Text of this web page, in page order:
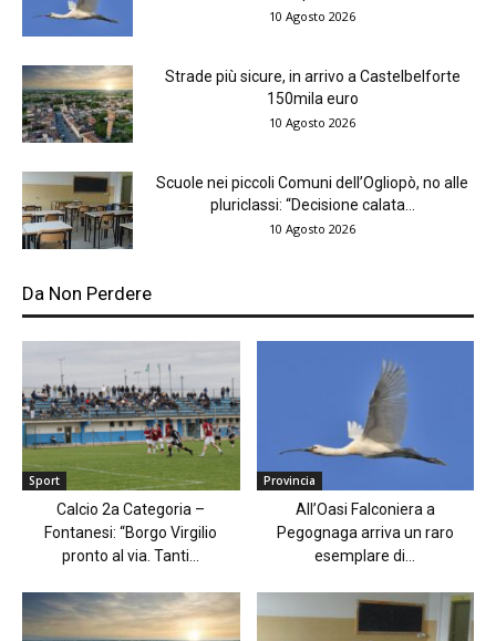
10 Agosto 2026
Strade più sicure, in arrivo a Castelbelforte
150mila euro
10 Agosto 2026
Scuole nei piccoli Comuni dell’Ogliopò, no alle
pluriclassi: “Decisione calata...
10 Agosto 2026
Da Non Perdere
Sport
Calcio 2a Categoria –
Fontanesi: “Borgo Virgilio
pronto al via. Tanti...
Provincia
All’Oasi Falconiera a
Pegognaga arriva un raro
esemplare di...